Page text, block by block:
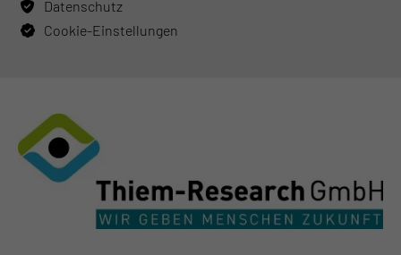
Datenschutz
Cookie-Einstellungen